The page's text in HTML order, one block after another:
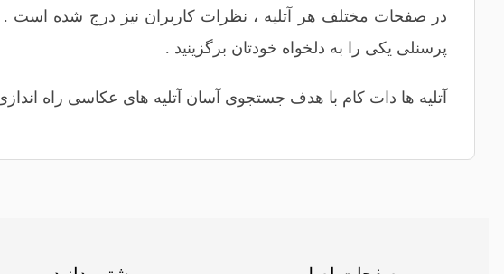
در صفحات مختلف هر آتلیه ، نظرات کاربران نیز درج شده است .
پرسنلی یکی را به دلخواه خودتان برگزینید .
آتلیه ها دات کام با هدف جستجوی آسان آتلیه های عکاسی راه